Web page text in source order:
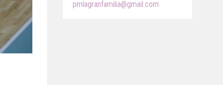
pmlagranfamilia@gmail.com